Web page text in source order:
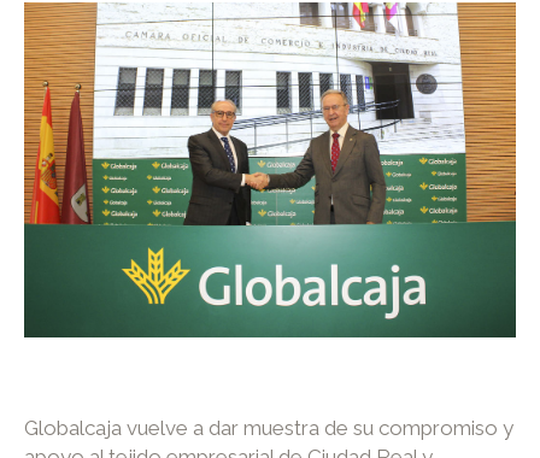
Globalcaja vuelve a dar muestra de su compromiso y